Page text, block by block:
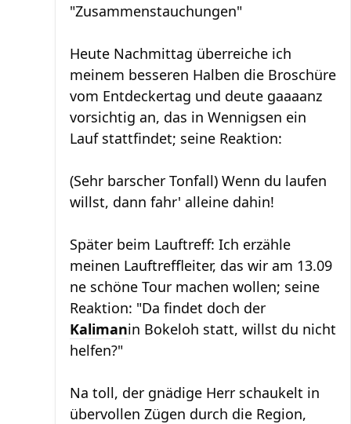
"Zusammenstauchungen"
Heute Nachmittag überreiche ich
meinem besseren Halben die Broschüre
vom Entdeckertag und deute gaaaanz
vorsichtig an, das in Wennigsen ein
Lauf stattfindet; seine Reaktion:
(Sehr barscher Tonfall) Wenn du laufen
willst, dann fahr' alleine dahin!
Später beim Lauftreff: Ich erzähle
meinen Lauftreffleiter, das wir am 13.09
ne schöne Tour machen wollen; seine
Reaktion: "Da findet doch der
Kalimanin Bokeloh statt, willst du nicht
helfen?"
Na toll, der gnädige Herr schaukelt in
übervollen Zügen durch die Region,